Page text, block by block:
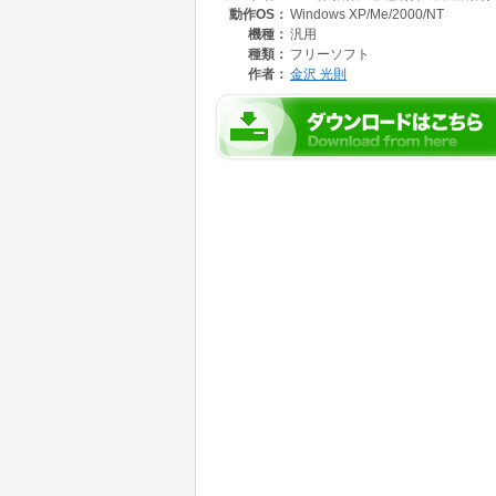
同時展開の駒もD&Dで移動可能です。穴が空
動作OS： Windows XP/Me/2000/NT
機種： 汎用
種類： フリーソフト
作者： 金沢 光則